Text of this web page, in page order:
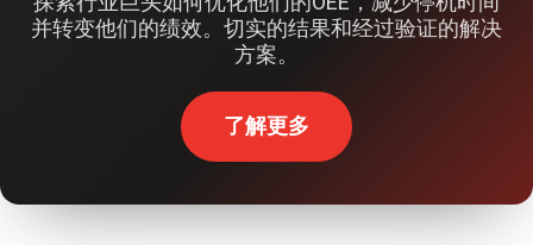
并转变他们的绩效。切实的结果和经过验证的解决
方案。
了解更多